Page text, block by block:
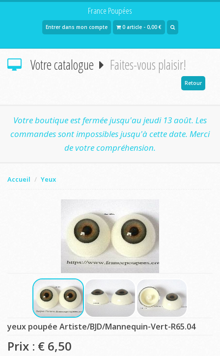
France Poupées
Entrer dans mon compte 0 article - 0,00 €
Votre catalogue Faites-vous plaisir!
Retour
Votre boutique est fermée jusqu'au jeudi 13 août. Les
commandes sont impossibles jusqu'à cette date. Merci
de votre compréhension.
Accueil Yeux
yeux poupée Artiste/BJD/Mannequin-Vert-R65.04
Prix : € 6,50